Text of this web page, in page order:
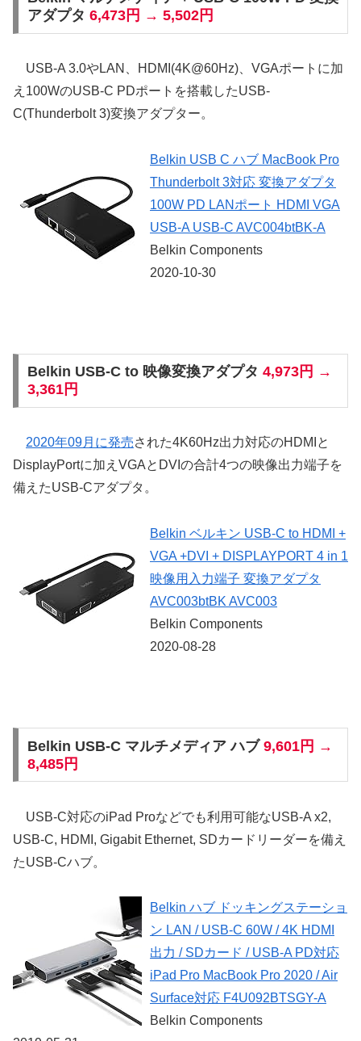
アダプタ 6,473円 → 5,502円
USB-A 3.0やLAN、HDMI(4K@60Hz)、VGAポートに加
え100WのUSB-C PDポートを搭載したUSB-
C(Thunderbolt 3)変換アダプター。
Belkin USB C ハブ MacBook Pro
Thunderbolt 3対応 変換アダプタ
100W PD LANポート HDMI VGA
USB-A USB-C AVC004btBK-A
Belkin Components
2020-10-30
Belkin USB-C to 映像変換アダプタ 4,973円 →
3,361円
2020年09月に発売された4K60Hz出力対応のHDMIと
DisplayPortに加えVGAとDVIの合計4つの映像出力端子を
備えたUSB-Cアダプタ。
Belkin ベルキン USB-C to HDMI +
VGA +DVI + DISPLAYPORT 4 in 1
映像用入力端子 変換アダプタ
AVC003btBK AVC003
Belkin Components
2020-08-28
Belkin USB-C マルチメディア ハブ 9,601円 →
8,485円
USB-C対応のiPad Proなどでも利用可能なUSB-A x2,
USB-C, HDMI, Gigabit Ethernet, SDカードリーダーを備え
たUSB-Cハブ。
Belkin ハブ ドッキングステーショ
ン LAN / USB-C 60W / 4K HDMI
出力 / SDカード / USB-A PD対応
iPad Pro MacBook Pro 2020 / Air
Surface対応 F4U092BTSGY-A
Belkin Components